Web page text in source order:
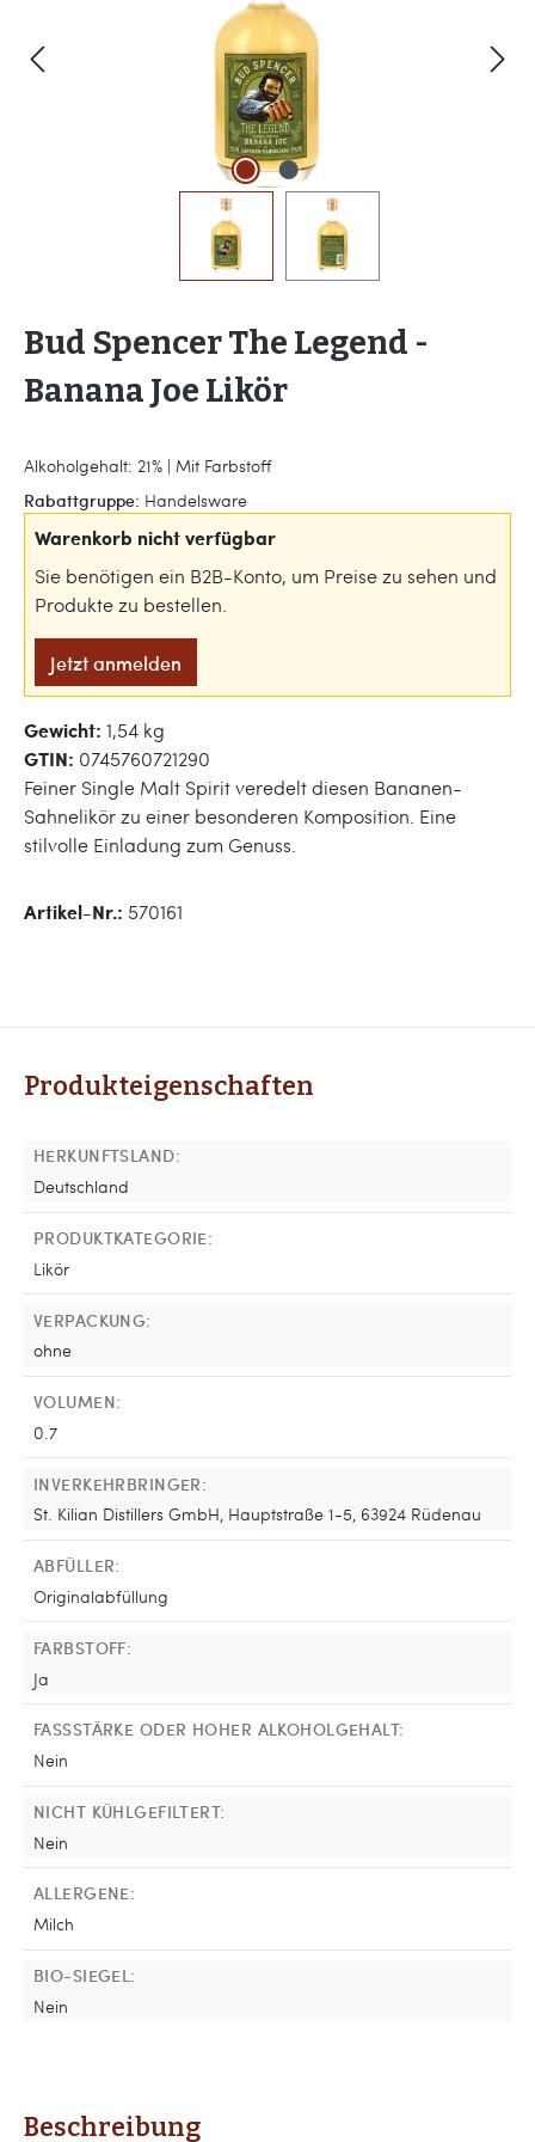
Bud Spencer The Legend -
Banana Joe Likör
Alkoholgehalt: 21% | Mit Farbstoff
Rabattgruppe: Handelsware
Warenkorb nicht verfügbar
Sie benötigen ein B2B-Konto, um Preise zu sehen und
Produkte zu bestellen.
Jetzt anmelden
Gewicht: 1,54 kg
GTIN: 0745760721290
Feiner Single Malt Spirit veredelt diesen Bananen-
Sahnelikör zu einer besonderen Komposition. Eine
stilvolle Einladung zum Genuss.
Artikel-Nr.: 570161
Produkteigenschaften
HERKUNFTSLAND:
Deutschland
PRODUKTKATEGORIE:
Likör
VERPACKUNG:
ohne
VOLUMEN:
0.7
INVERKEHRBRINGER:
St. Kilian Distillers GmbH, Hauptstraße 1-5, 63924 Rüdenau
ABFÜLLER:
Originalabfüllung
FARBSTOFF:
Ja
FASSSTÄRKE ODER HOHER ALKOHOLGEHALT:
Nein
NICHT KÜHLGEFILTERT:
Nein
ALLERGENE:
Milch
BIO-SIEGEL:
Nein
Beschreibung